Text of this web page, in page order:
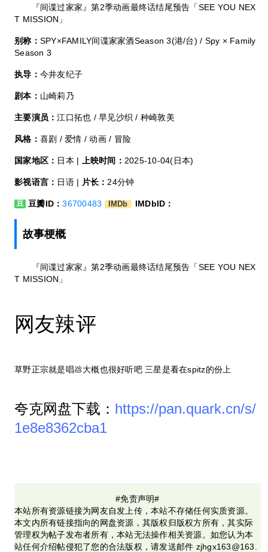
『间谍过家家』第2季动画最终话结尾预告「SEE YOU NEX
T MISSION」
别称： SPY×FAMILY间谍家家酒Season 3(港/台) / Spy × Family
Season 3
执导： 今井友纪子
剧本： 山崎莉乃
主要演员：江口拓也 / 早见沙织 / 种崎敦美
风格： 喜剧 / 爱情 / 动画 / 冒险
国家地区： 日本 | 上映时间： 2025-10-04(日本)
影视语言： 日语 | 片长： 24分钟
豆 豆瓣ID：36700483 IMDb IMDbID：
故事梗概
『间谍过家家』第2季动画最终话结尾预告「SEE YOU NEX
T MISSION」
网友辣评
草野正宗就是唱💩大概也很好听吧 三星是看在spitz的份上
夸克网盘下载： https://pan.quark.cn/s/
1e8e8362cba1
#免责声明#
本站所有资源链接为网友自发上传，本站不存储任何实质资源。
本文内所有链接指向的网盘资源，其版权归版权方所有，其实际
管理权为帖子发布者所有，本站无法操作相关资源。如您认为本
站任何介绍帖侵犯了您的合法版权，请发送邮件 zjhgx163@163.